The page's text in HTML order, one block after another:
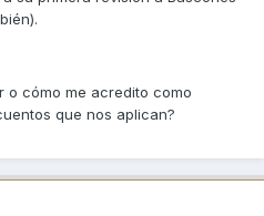
o cómo me acredito como
que nos aplican?